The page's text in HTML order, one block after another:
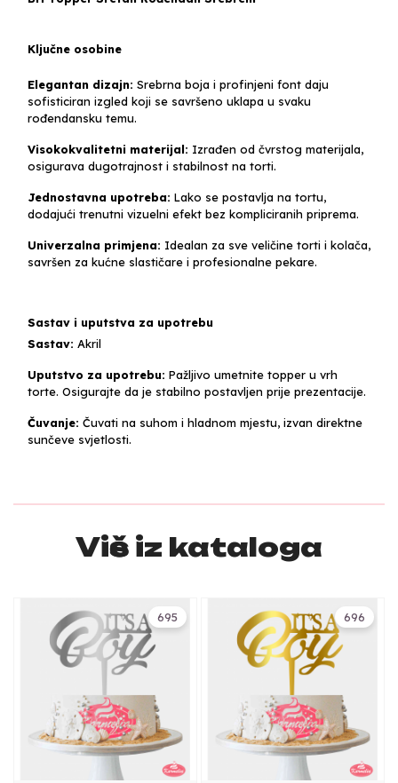
Ključne osobine
Elegantan dizajn: Srebrna boja i profinjeni font daju
sofisticiran izgled koji se savršeno uklapa u svaku
rođendansku temu.
Visokokvalitetni materijal: Izrađen od čvrstog materijala,
osigurava dugotrajnost i stabilnost na torti.
Jednostavna upotreba: Lako se postavlja na tortu,
dodajući trenutni vizuelni efekt bez kompliciranih priprema.
Univerzalna primjena: Idealan za sve veličine torti i kolača,
savršen za kućne slastičare i profesionalne pekare.
Sastav i uputstva za upotrebu
Sastav: Akril
Uputstvo za upotrebu: Pažljivo umetnite topper u vrh
torte. Osigurajte da je stabilno postavljen prije prezentacije.
Čuvanje: Čuvati na suhom i hladnom mjestu, izvan direktne
sunčeve svjetlosti.
Više iz kataloga
695 696